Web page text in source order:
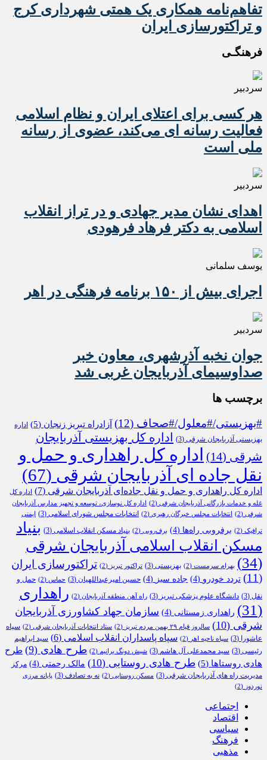
تفاهم‌نامه همکاری یک همتی شهرداری کرج
و تراکتورسازی ایران
فرهنگـی
سردبیر
هر کسی برای اعتلای ایران و نظام اسلامی
فعالیت رسانه ای می‌کند، عضوی از رسانه
ملی است
سردبیر
اهدای نشان مدیر جهادی و در تراز انقلاب
اسلامی به دکتر فرهاد فرهودی
یوسف سلمانی
اجرای بیش از ۱۵۰ برنامه فرهنگی در اهر
سردبیر
جوان نخبه آذرشهری، معاون خبر
صداوسیمای آذربایجان غربی شد
برچسب ها
#بهزیستی/#معلول/#صحاف (12) آزادراه تبریز زنجان (5)
اداره
بهزیستی آذربایجان شرقی (3)
اداره کل بهزیستی آذربایجان
شرقی (14)
اداره کل راهداری و حمل و
نقل جاده ای آذربایجان شرقی (67)
اداره کل راهداری و حمل و نقل جاده‌ای آذربایجان شرقی (7)
اداره کل
غله و خدمات بازرگانی آذربایجان شرقی (2)
اداره کل نوسازی، توسعه و تجهیز مدارس آذربایجان
شرقی (2) انتخابات مجلس خبرگان رهبری (2) انتخابات مجلس شورای اسلامی (3) ایمنی
ترافیک (2) برفروبی راه‌ها (4) برف‌روبی (2) بنیاد مسکن انقلاب اسلامی (3)
بنیاد
مسکن انقلاب اسلامی آذربایجان شرقی
(34)
بهرام سرمست (2) بهزیستی (3) تراکتور تبریز (2)
تراکتورسازی ایران
(11)
تردد خودرو (4) جاده سبز (4) حسین امیرعبداللهیان (3) حماس (2)
حمل و
نقل (3) دانشگاه علوم پزشکی تبریز (3) راه آهن منطقه آذربایجان (2)
راهداری
(31)
راهداری زمستانی (4)
سازمان جهاد کشاورزی آذربایجان
شرقی (10) سالروز قیام ۲۹ بهمن مردم تبریز (2) ستاد انتخابات آذربایجان شرقی (2)
سپاه
عاشورا
(3) سپاه ناحیه اهر (2) سپاه پاسداران انقلاب اسلامی (6)
سید ابراهیم
رئیسی (3) سید محمدعلی آل هاشم (3) شیش دونگ برانیم (2) طرح هادی (9)
طرح
هادی روستاها (5) طرح هادی روستایی (10) مالک رحمتی (4)
مرکز
مدیریت راه های آذربایجان شرقی (3) مسکن روستایی (2) نه به تصادف (3)
پایانه مرزی
نوردوز (2)
اجتماعی
اقتصاد
سیاسی
فرهنگ
مذهبی